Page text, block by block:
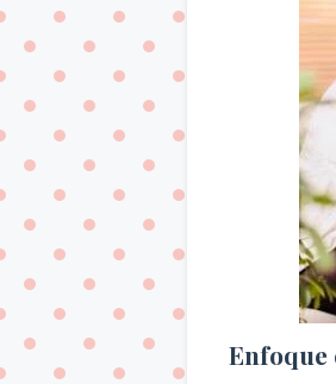
Enfoque